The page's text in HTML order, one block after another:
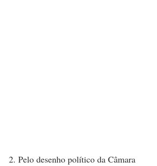
2. Pelo desenho político da Câmara